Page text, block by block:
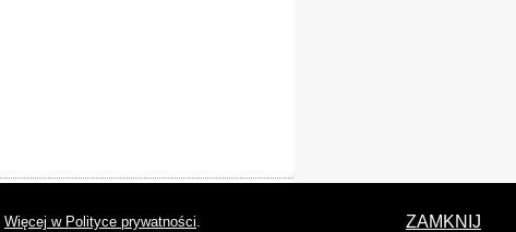
Więcej w Polityce prywatności. ZAMKNIJ